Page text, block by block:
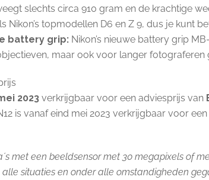
slechts circa 910 gram en de krachtige
Nikon’s topmodellen D6 en Z 9, dus je kunt
battery grip: Nikon’s nieuwe battery grip
maar ook voor langer fotograferen
2023 verkrijgbaar voor een adviesprijs van
is vanaf eind mei 2023 verkrijgbaar voor
met een beeldsensor met 30 megapixels of
alle situaties en onder alle omstandigheden